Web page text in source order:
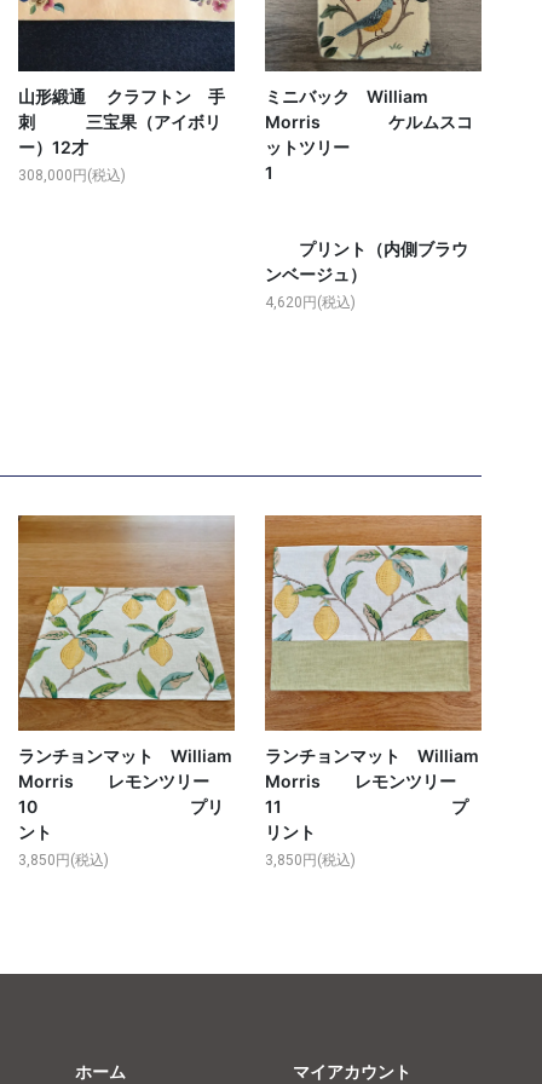
山形緞通 クラフトン 手
刺 三宝果（アイボリ
ー）12才
308,000円(税込)
ミニバック William
Morris ケルムスコ
ットツリー
1
プリント（内側ブラウ
ンベージュ）
4,620円(税込)
ランチョンマット William
Morris レモンツリー
10 プリ
ント
3,850円(税込)
ランチョンマット William
Morris レモンツリー
11 プ
リント
3,850円(税込)
ホーム マイアカウント